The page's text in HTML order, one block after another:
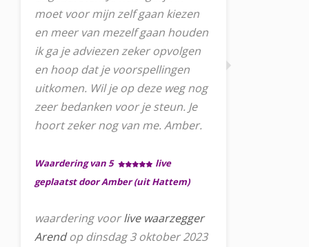
moet voor mijn zelf gaan kiezen
en meer van mezelf gaan houden
ik ga je adviezen zeker opvolgen
en hoop dat je voorspellingen
uitkomen. Wil je op deze weg nog
zeer bedanken voor je steun. Je
hoort zeker nog van me. Amber.
Waardering van 5
live
geplaatst door Amber (uit Hattem)
waardering voorlive waarzegger
Arendop dinsdag 3 oktober 2023